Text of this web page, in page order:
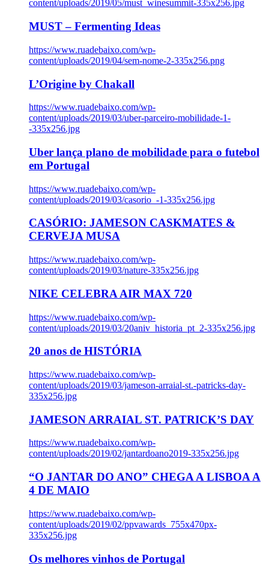
content/uploads/2019/05/must_winesummit-335x256.jpg
MUST – Fermenting Ideas
https://www.ruadebaixo.com/wp-
content/uploads/2019/04/sem-nome-2-335x256.png
L’Origine by Chakall
https://www.ruadebaixo.com/wp-
content/uploads/2019/03/uber-parceiro-mobilidade-1-
-335x256.jpg
Uber lança plano de mobilidade para o futebol
em Portugal
https://www.ruadebaixo.com/wp-
content/uploads/2019/03/casorio_-1-335x256.jpg
CASÓRIO: JAMESON CASKMATES &
CERVEJA MUSA
https://www.ruadebaixo.com/wp-
content/uploads/2019/03/nature-335x256.jpg
NIKE CELEBRA AIR MAX 720
https://www.ruadebaixo.com/wp-
content/uploads/2019/03/20aniv_historia_pt_2-335x256.jpg
20 anos de HISTÓRIA
https://www.ruadebaixo.com/wp-
content/uploads/2019/03/jameson-arraial-st.-patricks-day-
335x256.jpg
JAMESON ARRAIAL ST. PATRICK’S DAY
https://www.ruadebaixo.com/wp-
content/uploads/2019/02/jantardoano2019-335x256.jpg
“O JANTAR DO ANO” CHEGA A LISBOA A
4 DE MAIO
https://www.ruadebaixo.com/wp-
content/uploads/2019/02/ppvawards_755x470px-
335x256.jpg
Os melhores vinhos de Portugal